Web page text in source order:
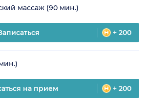
массаж (90 мин.)
+ 200
на прием + 200